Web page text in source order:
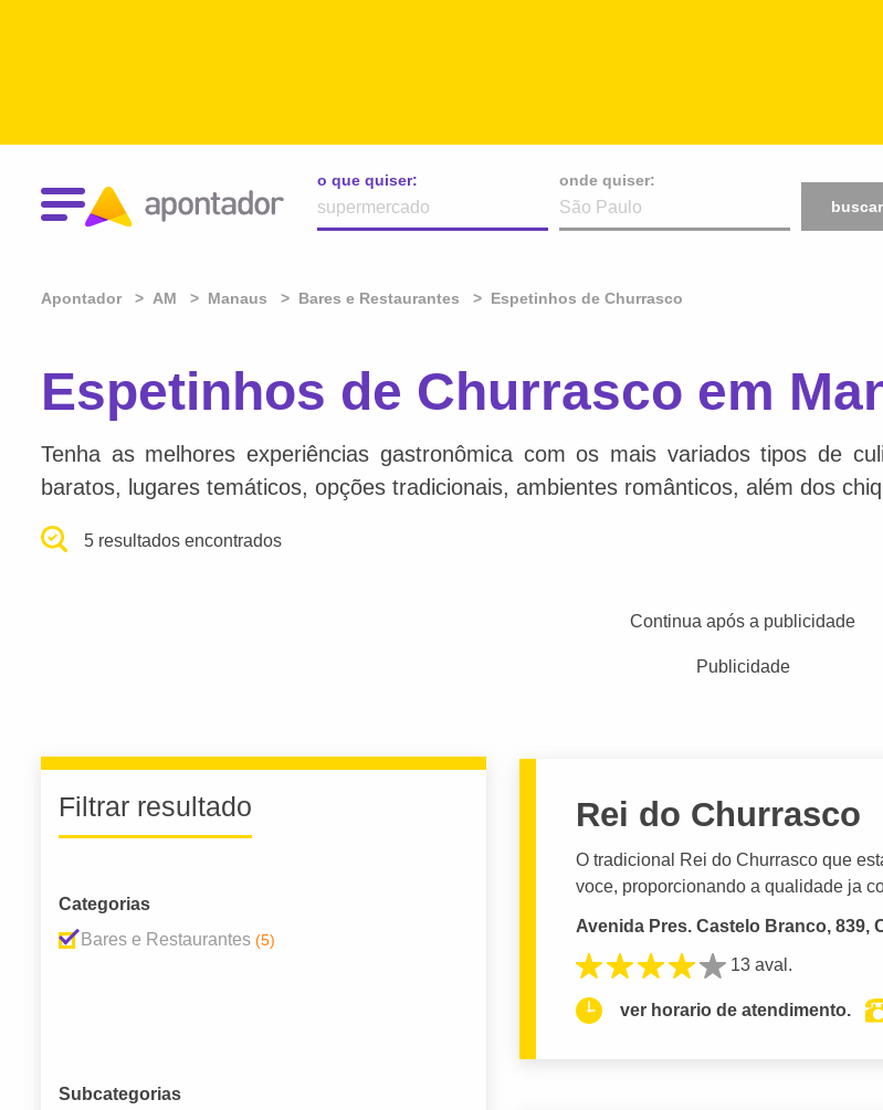
o que quiser:
onde quiser:
buscar
Apontador AM Manaus Bares e Restaurantes Espetinhos de Churrasco
Espetinhos de Churrasco em
Tenha as melhores experiências gastronômica com os mais variados tipos de
baratos, lugares temáticos, opções tradicionais, ambientes românticos, além dos
5 resultados encontrados
Continua após a publicidade
Publicidade
Filtrar resultado
Categorias
Bares e Restaurantes (5)
Subcategorias
Rei do Churrasco
O tradicional Rei do Churrasco que
voce, proporcionando a qualidade ja
Avenida Pres. Castelo Branco, 839,
13 aval.
ver horario de atendimento.